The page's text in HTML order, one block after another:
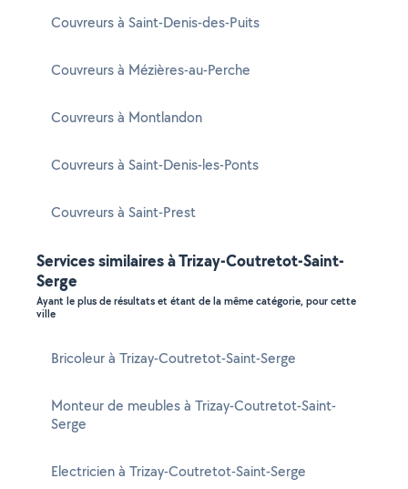
Couvreurs à Saint-Denis-des-Puits
Couvreurs à Mézières-au-Perche
Couvreurs à Montlandon
Couvreurs à Saint-Denis-les-Ponts
Couvreurs à Saint-Prest
Services similaires à Trizay-Coutretot-Saint-
Serge
Ayant le plus de résultats et étant de la même catégorie, pour cette
ville
Bricoleur à Trizay-Coutretot-Saint-Serge
Monteur de meubles à Trizay-Coutretot-Saint-
Serge
Electricien à Trizay-Coutretot-Saint-Serge